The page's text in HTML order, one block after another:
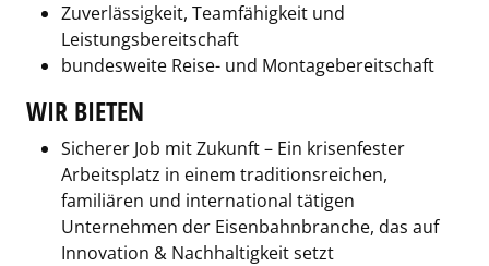
Zuverlässigkeit, Teamfähigkeit und
Leistungsbereitschaft
bundesweite Reise- und Montagebereitschaft
WIR BIETEN
Sicherer Job mit Zukunft – Ein krisenfester
Arbeitsplatz in einem traditionsreichen,
familiären und international tätigen
Unternehmen der Eisenbahnbranche, das auf
Innovation & Nachhaltigkeit setzt